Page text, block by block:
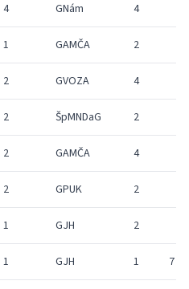
4 GNám 4
1 GAMČA 2
2 GVOZA 4
2 ŠpMNDaG 2
2 GAMČA 4
2 GPUK 2
1 GJH 2
1 GJH 1 7